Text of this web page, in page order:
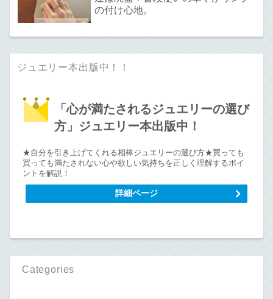
の付け心地。
ジュエリー本出版中！！
「心が満たされるジュエリーの選び
方」ジュエリー本出版中！
★自分を引き上げてくれる相棒ジュエリーの選び方★買っても
買っても満たされない心や欲しい気持ちを正しく理解するポイ
ントを解説！
詳細ページ
Categories